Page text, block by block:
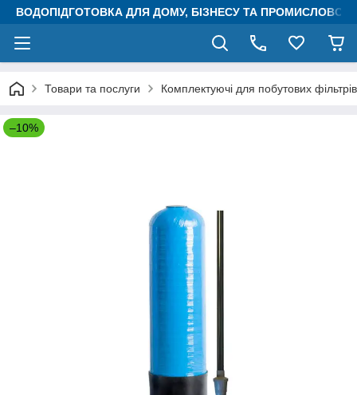
ВОДОПІДГОТОВКА ДЛЯ ДОМУ, БІЗНЕСУ ТА
Товари та послуги Комплектуючі для побутових фільтрів
–10%